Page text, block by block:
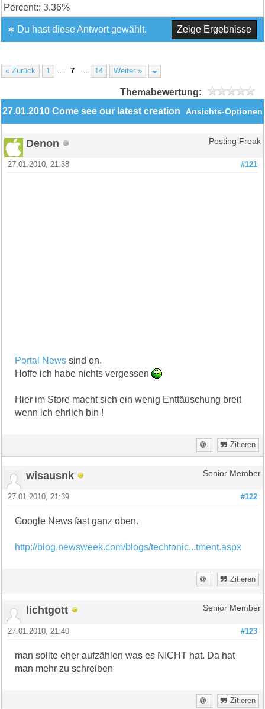
3.36%
∗ Du hast diese Antwort gewählt. Zeige Ergebnisse
« Zurück 1 7 14 Weiter »
Themabewertung:
Ansichts-Optionen
27.01.2010 Come see our latest creation
Denon Posting Freak
#121
27.01.2010, 21:38
Portal Newssind on.
Hoffe ich habe nichts vergessen
Hier im Store macht sich ein wenig Enttäuschung breit
wenn ich ehrlich bin !
Zitieren
wisausnk Senior Member
#122
27.01.2010, 21:39
Google News fast ganz oben.
http://blog.newsweek.com/blogs/techtonic...tment.aspx
Zitieren
lichtgott Senior Member
#123
27.01.2010, 21:40
man sollte eher aufzählen was es NICHT hat. Da hat
man mehr zu schreiben
Zitieren